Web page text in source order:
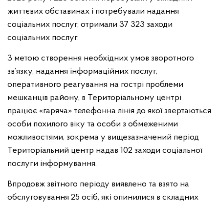
життєвих обставинах і потребували надання
соціальних послуг, отримали 37 323 заходи
соціальних послуг.
З метою створення необхідних умов зворотного
зв’язку, надання інформаційних послуг,
оперативного реагування на гострі проблеми
мешканців району, в Територіальному центрі
працює «гаряча» телефонна лінія до якої звертаються
особи похилого віку та особи з обмеженими
можливостями, зокрема у вищезазначений період
Територіальний центр надав 102 заходи соціальної
послуги інформування.
Впродовж звітного періоду виявлено та взято на
обслуговування 25 осіб, які опинилися в складних